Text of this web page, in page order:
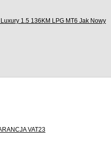
1.5 136KM LPG MT6 Jak Nowy
VAT23